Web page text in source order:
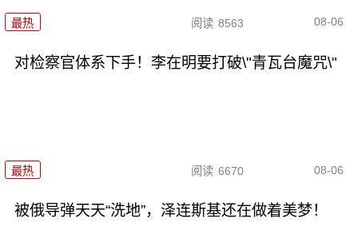
最热 阅读 8563 08-06
对检察官体系下手！李在明要打破\"青瓦台魔咒\"
最热 阅读 6670 08-06
被俄导弹天天“洗地”，泽连斯基还在做着美梦！